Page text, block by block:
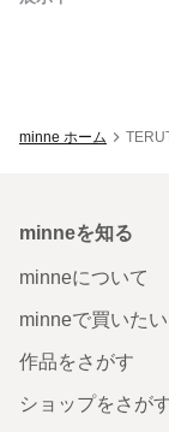
minne ホーム
minneを知る
minneについて
minneで買いたい
作品をさがす
ショップをさが